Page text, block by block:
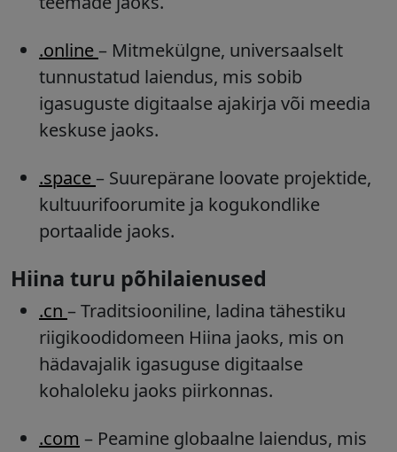
.online – Mitmekülgne, universaalselt
tunnustatud laiendus, mis sobib
igasuguste digitaalse ajakirja või meedia
keskuse jaoks.
.space – Suurepärane loovate projektide,
kultuurifoorumite ja kogukondlike
portaalide jaoks.
Hiina turu põhilaienused
.cn – Traditsiooniline, ladina tähestiku
riigikoodidomeen Hiina jaoks, mis on
hädavajalik igasuguse digitaalse
kohaloleku jaoks piirkonnas.
.com – Peamine globaalne laiendus, mis